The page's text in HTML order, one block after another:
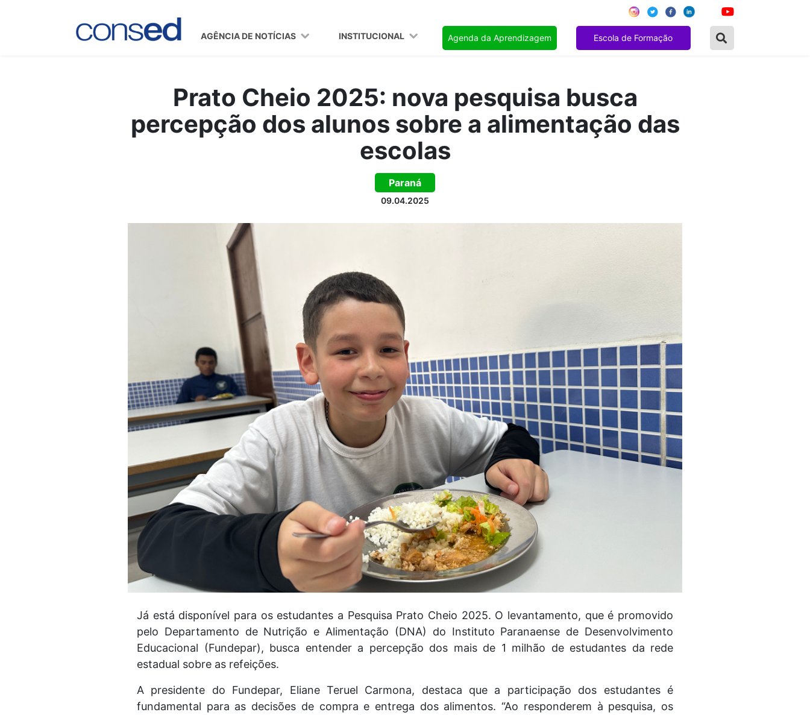
AGÊNCIA DE NOTÍCIAS INSTITUCIONAL Agenda da Aprendizagem Escola de Formação
Prato Cheio 2025: nova pesquisa busca
percepção dos alunos sobre a alimentação das
escolas
Paraná
09.04.2025
Já está disponível para os estudantes a Pesquisa Prato Cheio 2025. O levantamento, que é promovido
pelo Departamento de Nutrição e Alimentação (DNA) do Instituto Paranaense de Desenvolvimento
Educacional (Fundepar), busca entender a percepção dos mais de 1 milhão de estudantes da rede
estadual sobre as refeições.
A presidente do Fundepar, Eliane Teruel Carmona, destaca que a participação dos estudantes é
fundamental para as decisões de compra e entrega dos alimentos. “Ao responderem à pesquisa, os